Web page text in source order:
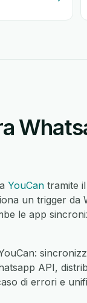
a YouCan tramite
un trigger da
le app
API,
di errori e